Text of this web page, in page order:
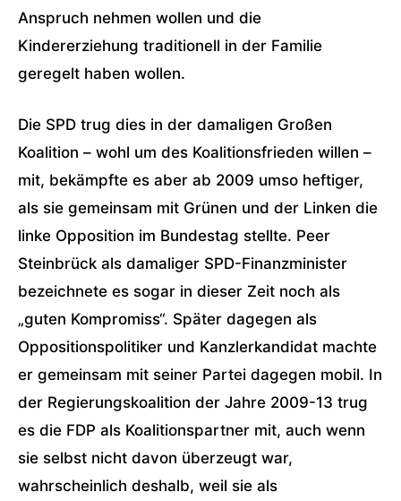
Anspruch nehmen wollen und die
Kindererziehung traditionell in der Familie
geregelt haben wollen.
Die SPD trug dies in der damaligen Großen
Koalition – wohl um des Koalitionsfrieden willen –
mit, bekämpfte es aber ab 2009 umso heftiger,
als sie gemeinsam mit Grünen und der Linken die
linke Opposition im Bundestag stellte. Peer
Steinbrück als damaliger SPD-Finanzminister
bezeichnete es sogar in dieser Zeit noch als
„guten Kompromiss“. Später dagegen als
Oppositionspolitiker und Kanzlerkandidat machte
er gemeinsam mit seiner Partei dagegen mobil. In
der Regierungskoalition der Jahre 2009-13 trug
es die FDP als Koalitionspartner mit, auch wenn
sie selbst nicht davon überzeugt war,
wahrscheinlich deshalb, weil sie als